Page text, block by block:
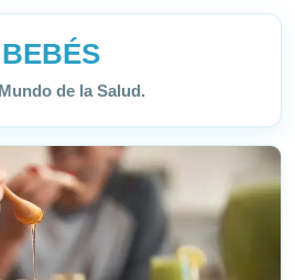
BEBÉS
de la Salud.